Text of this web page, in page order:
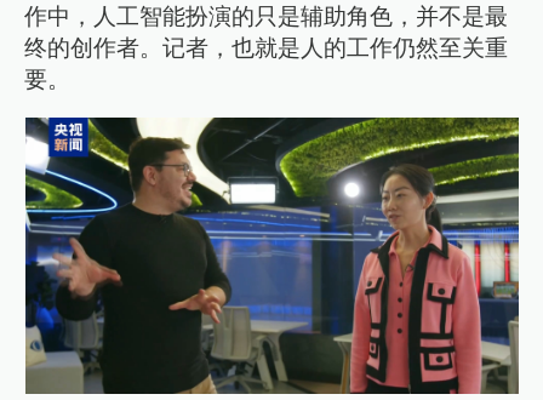
作中，人工智能扮演的只是辅助角色，并不是最
终的创作者。记者，也就是人的工作仍然至关重
要。